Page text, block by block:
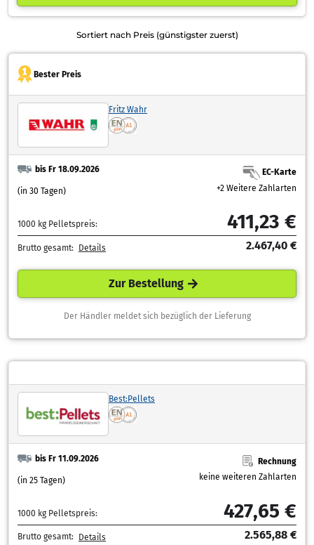
Sortiert nach Preis (günstigster zuerst)
Bester Preis
Fritz Wahr
bis Fr 18.09.2026
(in 30 Tagen)
EC-Karte
+2 Weitere Zahlarten
1000 kg Pelletspreis: 411,23 €
Brutto gesamt: Details 2.467,40 €
Zur Bestellung
Der Händler meldet sich bezüglich der Lieferung
Best:Pellets
bis Fr 11.09.2026
(in 25 Tagen)
Rechnung
keine weiteren Zahlarten
1000 kg Pelletspreis: 427,65 €
Brutto gesamt: Details 2.565,88 €